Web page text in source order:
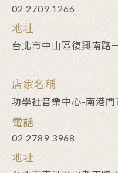
02 2709 1266
地址
台北市中山區復興南路
店家名稱
功學社音樂中心-南港門
電話
02 2789 3968
地址